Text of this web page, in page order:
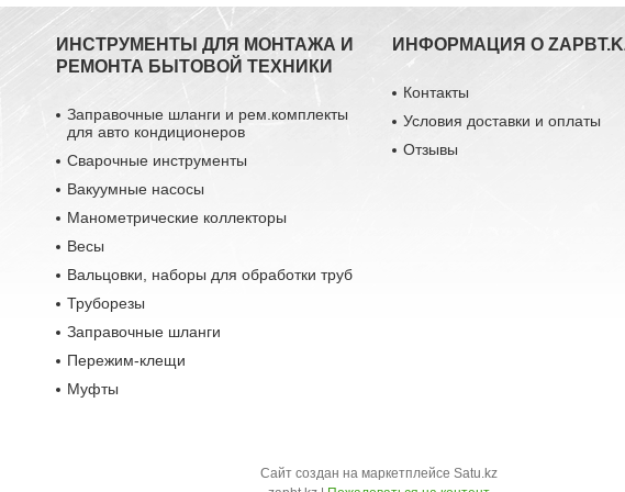
ИНСТРУМЕНТЫ ДЛЯ МОНТАЖА И
РЕМОНТА БЫТОВОЙ ТЕХНИКИ
Заправочные шланги и рем.комплекты
для авто кондиционеров
Сварочные инструменты
Вакуумные насосы
Манометрические коллекторы
Весы
Вальцовки, наборы для обработки труб
Труборезы
Заправочные шланги
Пережим-клещи
Муфты
ИНФОРМАЦИЯ О
Контакты
Условия доставки и оплаты
Отзывы
Сайт создан на маркетплейсе Satu.kz